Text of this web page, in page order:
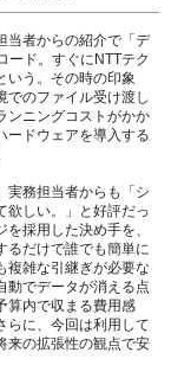
当者からの紹介で「デ
ード。すぐにNTTテク
いう。その時の印象
でのファイル受け渡し
ンニングコストがかか
ードウェアを導入する
務担当者からも「シ
欲しい。」と好評だっ
採用した決め手を、
るだけで誰でも簡単に
複雑な引継ぎが必要な
動でデータが消える点
算内で収まる費用感
らに、今回は利用して
来の拡張性の観点で安